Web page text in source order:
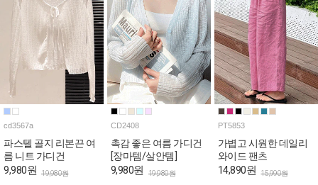
cd3567a
파스텔 골지 리본끈 여
름 니트 가디건
9,980원 19,980원
CD2408
촉감 좋은 여름 가디건
[장마템/살안템]
9,980원 19,980원
PT5853
가볍고 시원한 데일리
와이드 팬츠
14,890원 15,990원